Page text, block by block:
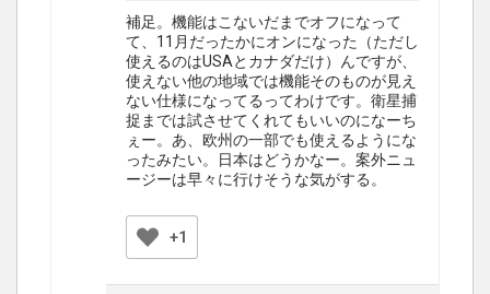
補足。機能はこないだまでオフになって
て、11月だったかにオンになった（ただし
使えるのはUSAとカナダだけ）んですが、
使えない他の地域では機能そのものが見え
ない仕様になってるってわけです。衛星捕
捉までは試させてくれてもいいのになーち
ぇー。あ、欧州の一部でも使えるようにな
ったみたい。日本はどうかなー。案外ニュ
ージーは早々に行けそうな気がする。
+1